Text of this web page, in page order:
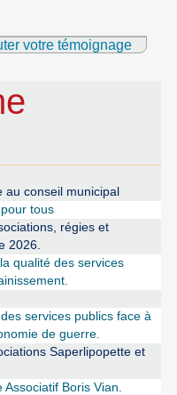
votre témoignage
au conseil municipal
pour tous
régies et
2026.
qualité des services
services publics face à
de guerre.
Saperlipopette et
Boris Vian.